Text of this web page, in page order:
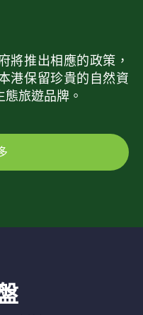
將推出相應的政策，
港保留珍貴的自然資
旅遊品牌。